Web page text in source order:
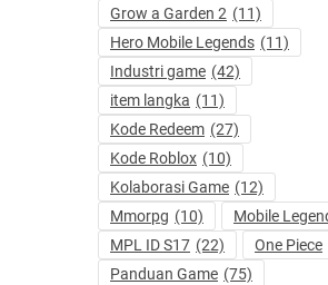
Grow a Garden 2 (11)
Hero Mobile Legends (11)
Industri game (42)
item langka (11)
Kode Redeem (27)
Kode Roblox (10)
Kolaborasi Game (12)
Mmorpg (10) Mobile
MPL ID S17 (22) One Piece
Panduan Game (75)